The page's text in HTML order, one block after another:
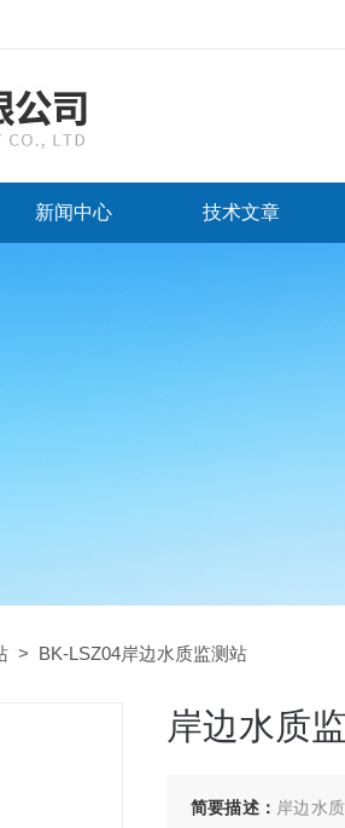
新闻中心 技术文章
> BK-LSZ04岸边水质监测站
岸边水质
简要描述： 岸边水